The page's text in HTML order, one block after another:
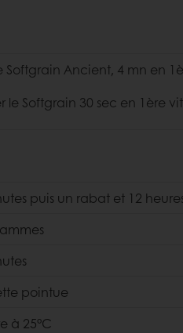
Softgrain Ancient, 4 mn en
le Softgrain 30 sec en 1ère
puis un rabat et 12
pointue
à 25°C